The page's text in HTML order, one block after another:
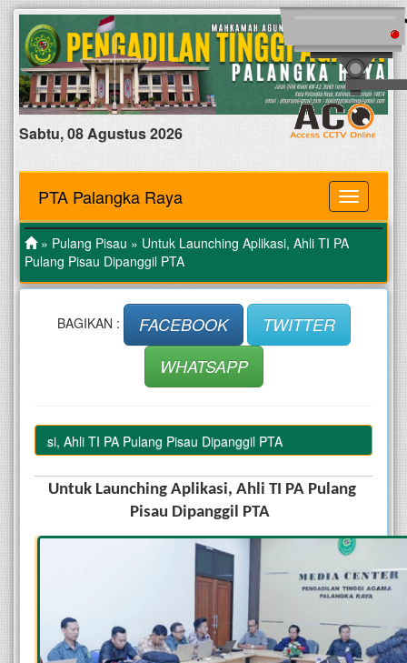
Sabtu, 08 Agustus 2026
MENU
PTA Palangka Raya
» Pulang Pisau » Untuk Launching Aplikasi, Ahli TI PA
Pulang Pisau Dipanggil PTA
BAGIKAN : FACEBOOK
TWITTER
WHATSAPP
Ahli TI PA Pulang Pisau Dipanggil PTA
Untuk Launching Aplikasi, Ahli TI PA Pulang
Pisau Dipanggil PTA